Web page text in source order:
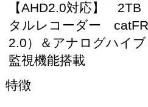
【AHD2.0対応】
タルレコーダー
2.0）＆アナログハイ
監視機能搭載
特徴